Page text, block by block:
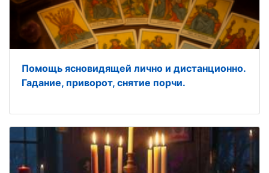
Помощь ясновидящей лично и дистанционно.
Гадание, приворот, снятие порчи.